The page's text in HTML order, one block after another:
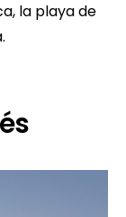
la playa de